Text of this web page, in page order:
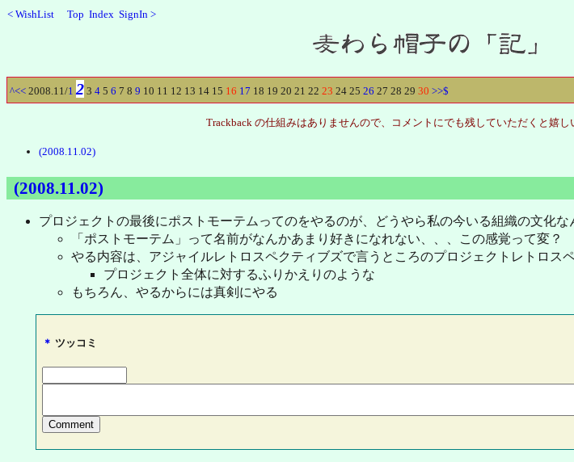
< WishList Top Index SignIn >
^<< 2008.11/1 2 3 4 5 6 7 8 9 10 11 12 13 14 15 16 17 18 19 20 21 22 23 24 25 26 27 28 29 30 >>$
Trackback の仕組みはありませんので、コメントにでも残していただくと嬉し
(2008.11.02)
(2008.11.02)
プロジェクトの最後にポストモーテムってのをやるのが、どうやら私の今いる組織の文化な
「ポストモーテム」って名前がなんかあまり好きになれない、、、この感覚って変？
やる内容は、アジャイルレトロスペクティブズで言うところのプロジェクトレトロス
プロジェクト全体に対するふりかえりのような
もちろん、やるからには真剣にやる
＊ ツッコミ